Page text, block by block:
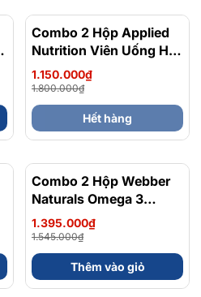
Combo 2 Hộp Applied
Nutrition Viên Uống Hỗ
Trợ Nam Giới 120 viên
1.150.000₫
1.800.000₫
Hết hàng
- 10%
Combo 2 Hộp Webber
Naturals Omega 3
900mg EPA/DHA Và
Magnesium
Bisglycinate 200mg Hỗ
Trợ Tim Mạch, Hệ Tiêu
Hoá - Hộp 120 Viên
1.395.000₫
1.545.000₫
Thêm vào giỏ